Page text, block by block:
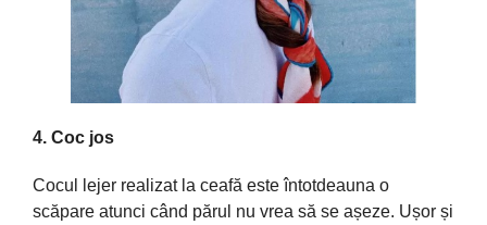
4. Coc jos
Cocul lejer realizat la ceafă esteîntotdeauna o
scăpare atunci când părul nu vrea să se așeze. Ușor și